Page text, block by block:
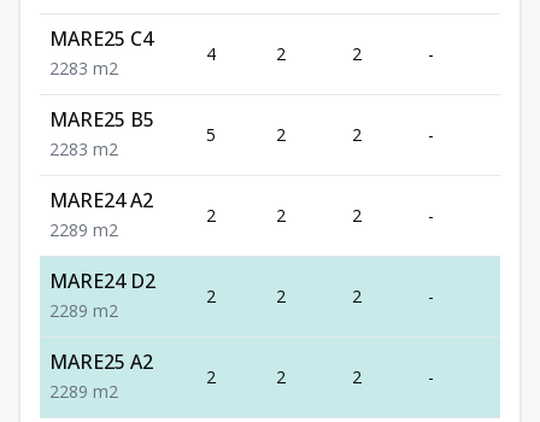
MARE25 C4
2283 m2
4 2 2 -
MARE25 B5
2283 m2
5 2 2 -
MARE24 A2
2289 m2
2 2 2 -
MARE24 D2
2289 m2
2 2 2 -
MARE25 A2
2289 m2
2 2 2 -